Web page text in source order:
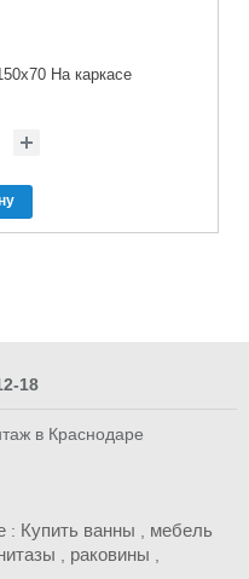
На каркасе
18
в Краснодаре
: Купить ванны
мебель
раковины